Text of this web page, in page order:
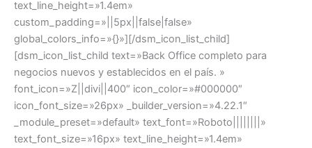
text_line_height=»1.4em»
custom_padding=»||5px||false|false»
global_colors_info=»{}»][/dsm_icon_list_child]
[dsm_icon_list_child text=»Back Office completo para
negocios nuevos y establecidos en el país. »
font_icon=»Z||divi||400″ icon_color=»#000000″
icon_font_size=»26px» _builder_version=»4.22.1″
_module_preset=»default» text_font=»Roboto||||||||»
text_font_size=»16px» text_line_height=»1.4em»